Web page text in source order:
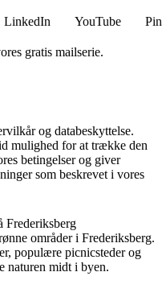
LinkedIn YouTube
gratis mailserie.
og databeskyttelse.
mulighed for at trække den
betingelser og giver
som beskrevet i vores
Frederiksberg
områder i Frederiksberg.
populære picnicsteder og
naturen midt i byen.